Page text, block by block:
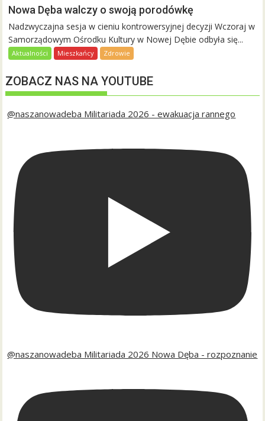
Nowa Dęba walczy o swoją porodówkę
Nadzwyczajna sesja w cieniu kontrowersyjnej decyzji Wczoraj w
Samorządowym Ośrodku Kultury w Nowej Dębie odbyła się...
Aktualności Mieszkańcy Zdrowie
ZOBACZ NAS NA YOUTUBE
@naszanowadeba Militariada 2026 - ewakuacja rannego
@naszanowadeba Militariada 2026 Nowa Dęba - rozpoznanie